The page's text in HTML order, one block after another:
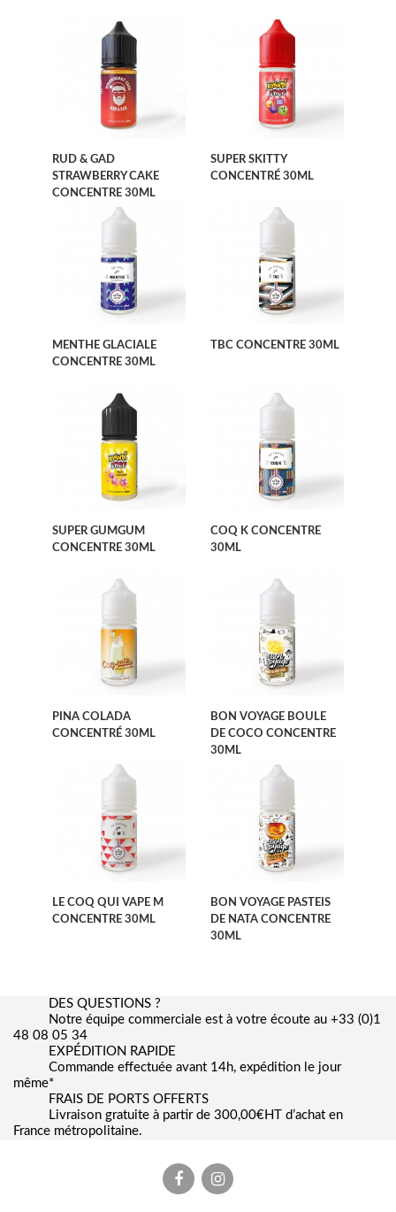
RUD & GAD
STRAWBERRY CAKE
CONCENTRE 30ML
SUPER SKITTY
CONCENTRÉ 30ML
MENTHE GLACIALE
CONCENTRE 30ML
TBC CONCENTRE 30ML
SUPER GUMGUM
CONCENTRE 30ML
COQ K CONCENTRE
30ML
PINA COLADA
CONCENTRÉ 30ML
BON VOYAGE BOULE
DE COCO CONCENTRE
30ML
LE COQ QUI VAPE M
CONCENTRE 30ML
BON VOYAGE PASTEIS
DE NATA CONCENTRE
30ML
DES QUESTIONS ?
Notre équipe commerciale est à votre écoute au +33 (0)1
48 08 05 34
EXPÉDITION RAPIDE
Commande effectuée avant 14h, expédition le jour
même*
FRAIS DE PORTS OFFERTS
Livraison gratuite à partir de 300,00€HT d’achat en
France métropolitaine.
Facebook